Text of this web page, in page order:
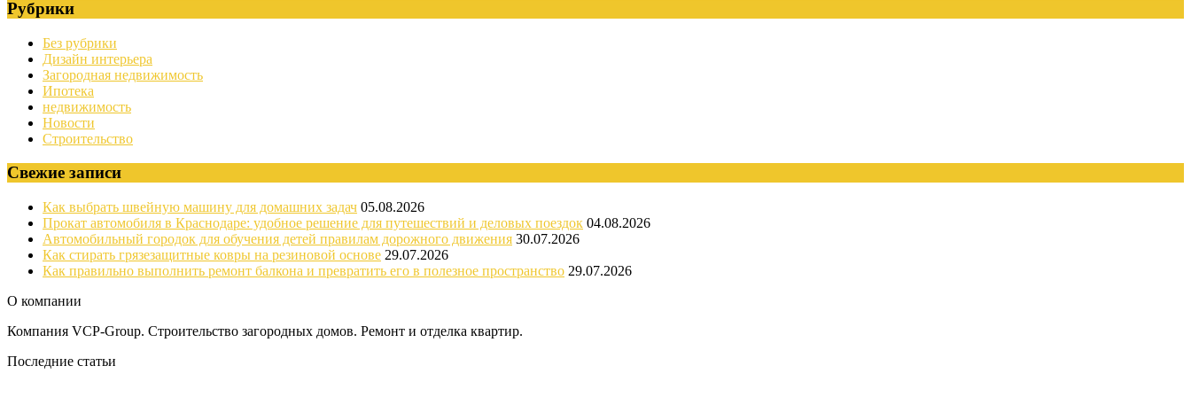
Рубрики
Без рубрики
Дизайн интерьера
Загородная недвижимость
Ипотека
недвижимость
Новости
Строительство
Свежие записи
Как выбрать швейную машину для домашних задач 05.08.2026
Прокат автомобиля в Краснодаре: удобное решение для путешествий и деловых поездок 04.08.2026
Автомобильный городок для обучения детей правилам дорожного движения 30.07.2026
Как стирать грязезащитные ковры на резиновой основе 29.07.2026
Как правильно выполнить ремонт балкона и превратить его в полезное пространство 29.07.2026
О компании
Компания VCP-Group. Строительство загородных домов. Ремонт и отделка квартир.
Последние статьи